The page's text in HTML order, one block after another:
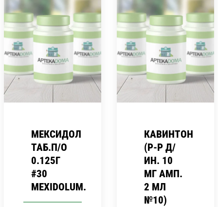
МЕКСИДОЛ
ТАБ.П/О
0.125Г
#30
MEXIDOLUM.
КАВИНТОН
(Р-Р Д/
ИН. 10
МГ АМП.
2 МЛ
№10)